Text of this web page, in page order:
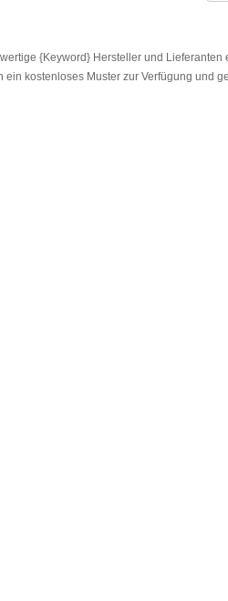
{Keyword} Hersteller und
ein kostenloses Muster zur Verfügung und